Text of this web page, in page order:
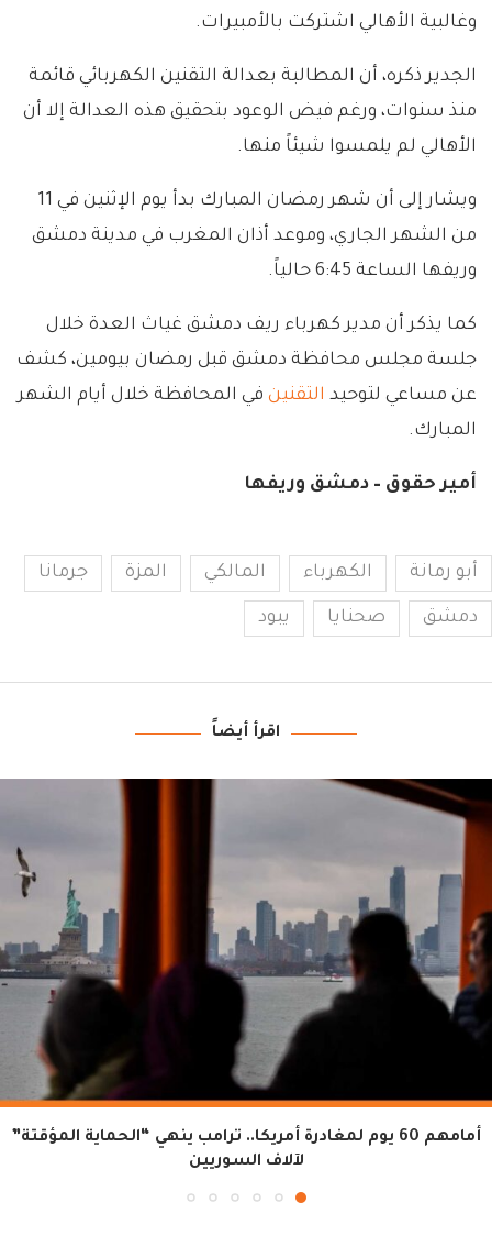
وغالبية الأهالي اشتركت بالأمبيرات.
الجدير ذكره، أن المطالبة بعدالة التقنين الكهربائي قائمة
منذ سنوات، ورغم فيض الوعود بتحقيق هذه العدالة إلا أن
الأهالي لم يلمسوا شيئاً منها.
ويشار إلى أن شهر رمضان المبارك بدأ يوم الإثنين في 11
من الشهر الجاري، وموعد أذان المغرب في مدينة دمشق
وريفها الساعة 6:45 حالياً.
كما يذكر أن مدير كهرباء ريف دمشق غياث العدة خلال
جلسة مجلس محافظة دمشق قبل رمضان بيومين، كشف
عن مساعي لتوحيد التقنين في المحافظة خلال أيام الشهر
المبارك.
أمير حقوق – دمشق وريفها
أبو رمانة الكهرباء المالكي المزة جرمانا
دمشق صحنايا يبود
اقرأ أيضاً
أمامهم 60 يوم لمغادرة أمريكا.. ترامب ينهي “الحماية المؤقتة”
لآلاف السوريين